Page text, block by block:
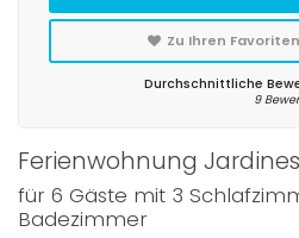
Ferienwohnung
für 6 Gäste mit 3
Badezimmer
Zu Ihren
Durchschnittliche
9